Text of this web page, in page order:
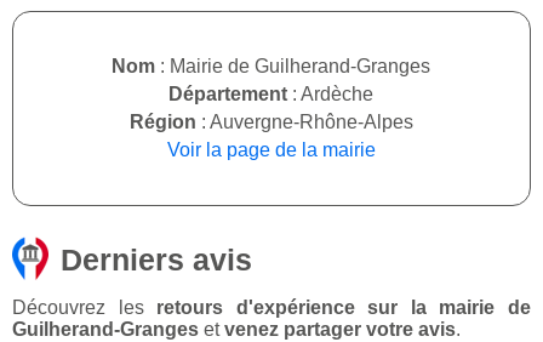
Nom : Mairie de Guilherand-Granges
Département : Ardèche
Région : Auvergne-Rhône-Alpes
Voir la page de la mairie
Derniers avis
Découvrez les retours d'expérience sur la mairie de
Guilherand-Granges etvenez partager votre avis.